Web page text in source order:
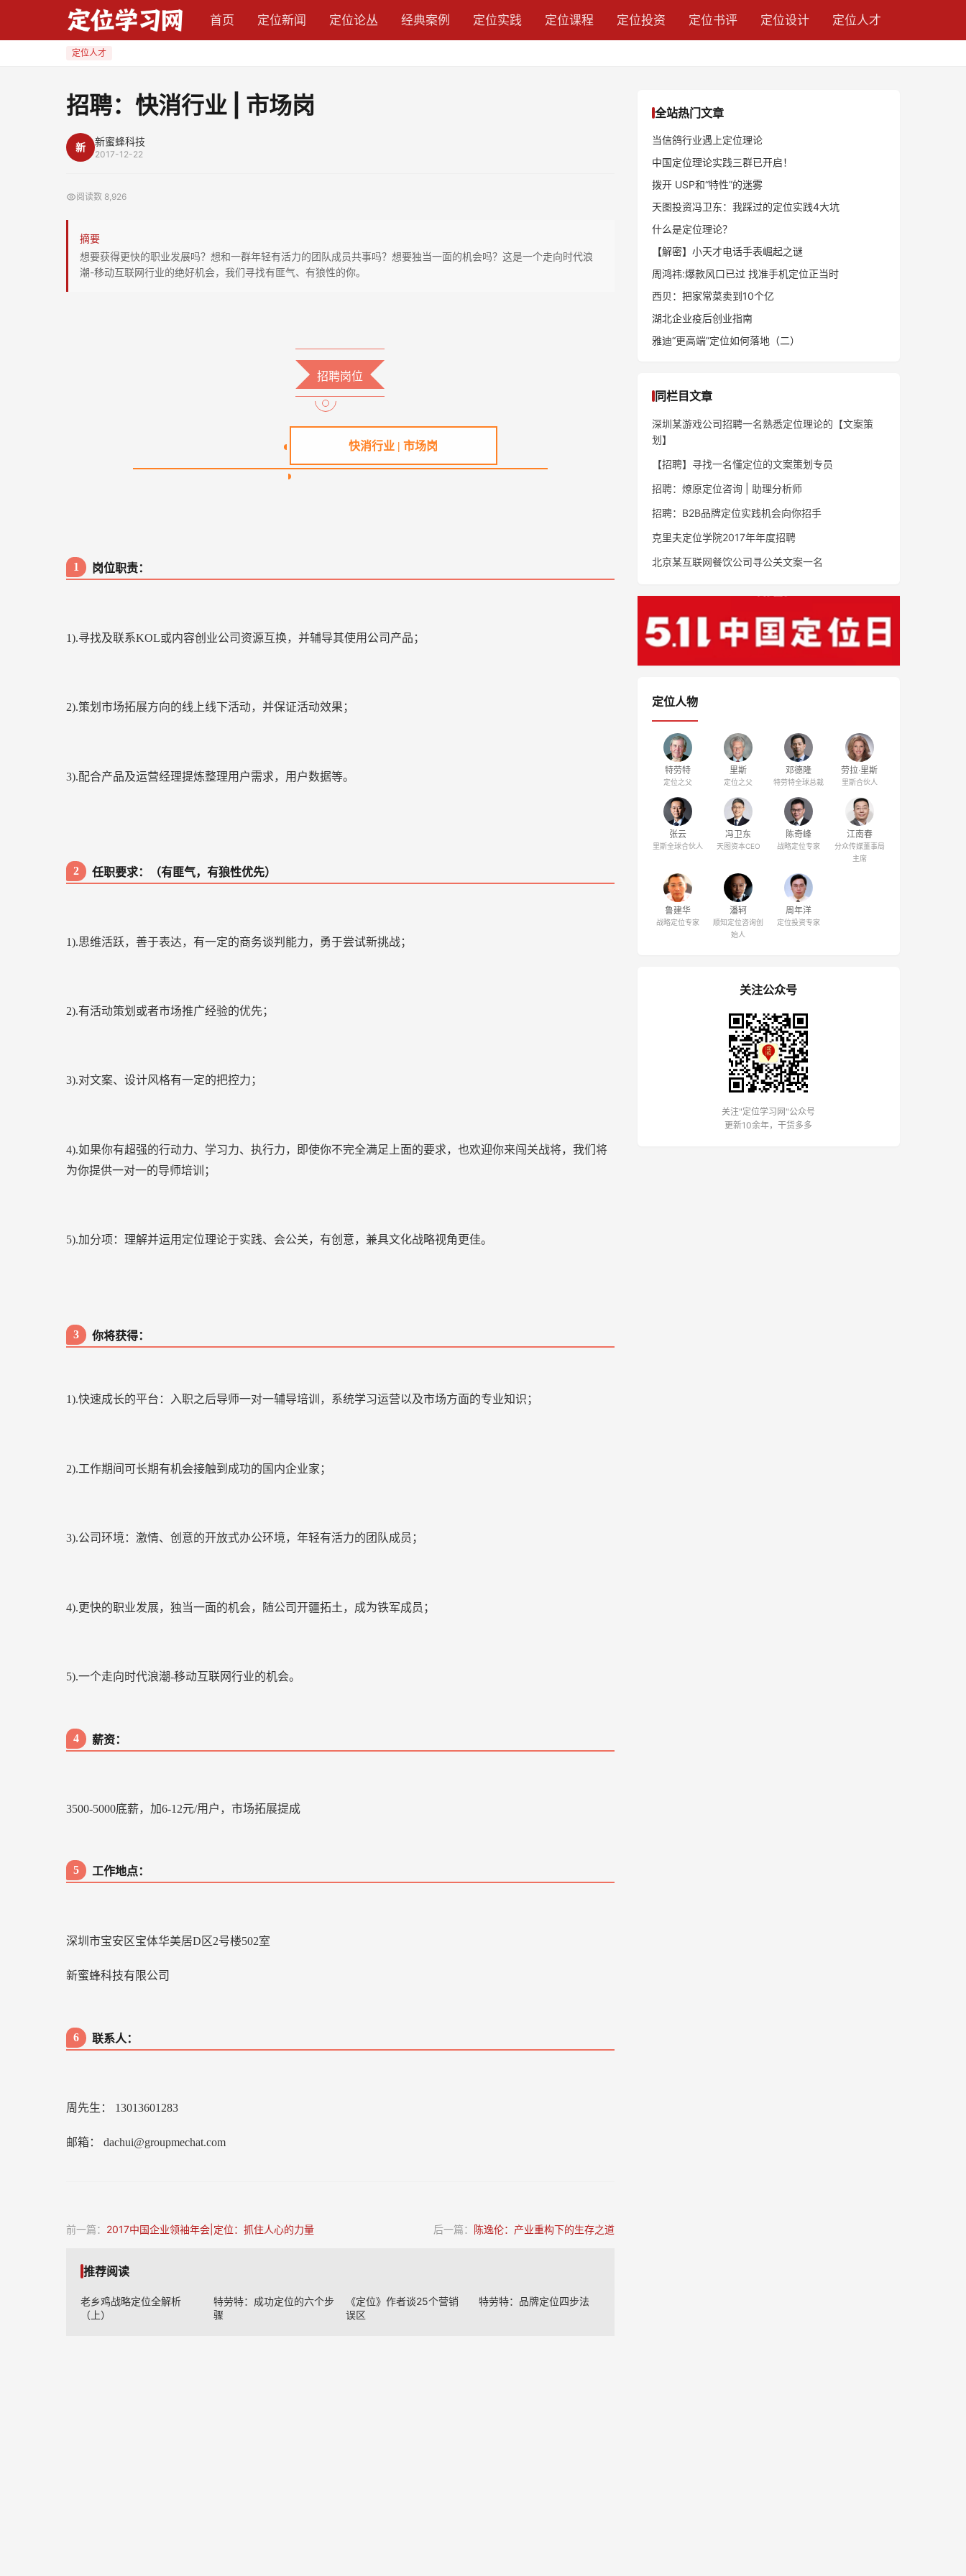
首页 定位新闻 定位论丛 经典案例 定位实践 定位课程 定位投资 定位书评 定位设计 定位人才
定位人才
招聘：快消行业 | 市场岗
新 新蜜蜂科技
2017-12-22
阅读数 8,926
摘要
想要获得更快的职业发展吗？想和一群年轻有活力的团队成员共事吗？想要独当一面的机会吗？这是一个走向时代浪
潮-移动互联网行业的绝好机会，我们寻找有匪气、有狼性的你。
招聘岗位
快消行业 | 市场岗
1 岗位职责：
1).寻找及联系KOL或内容创业公司资源互换，并辅导其使用公司产品；
2).策划市场拓展方向的线上线下活动，并保证活动效果；
3).配合产品及运营经理提炼整理用户需求，用户数据等。
2 任职要求：（有匪气，有狼性优先）
1).思维活跃，善于表达，有一定的商务谈判能力，勇于尝试新挑战；
2).有活动策划或者市场推广经验的优先；
3).对文案、设计风格有一定的把控力；
4).如果你有超强的行动力、学习力、执行力，即使你不完全满足上面的要求，也欢迎你来闯关战将，我们将
为你提供一对一的导师培训；
5).加分项：理解并运用定位理论于实践、会公关，有创意，兼具文化战略视角更佳。
3 你将获得：
1).快速成长的平台：入职之后导师一对一辅导培训，系统学习运营以及市场方面的专业知识；
2).工作期间可长期有机会接触到成功的国内企业家；
3).公司环境：激情、创意的开放式办公环境，年轻有活力的团队成员；
4).更快的职业发展，独当一面的机会，随公司开疆拓土，成为铁军成员；
5).一个走向时代浪潮-移动互联网行业的机会。
4 薪资：
3500-5000底薪，加6-12元/用户，市场拓展提成
5 工作地点：
深圳市宝安区宝体华美居D区2号楼502室
新蜜蜂科技有限公司
6 联系人：
周先生： 13013601283
邮箱： dachui@groupmechat.com
前一篇： 2017中国企业领袖年会|定位：抓住人心的力量 后一篇： 陈逸伦：产业重构下的生存之道
推荐阅读
老乡鸡战略定位全解析
（上）
特劳特：成功定位的六个步
骤
《定位》作者谈25个营销
误区
特劳特：品牌定位四步法
全站热门文章
当信鸽行业遇上定位理论
中国定位理论实践三群已开启！
拨开 USP和“特性”的迷雾
天图投资冯卫东：我踩过的定位实践4大坑
什么是定位理论？
【解密】小天才电话手表崛起之谜
周鸿祎:爆款风口已过 找准手机定位正当时
西贝：把家常菜卖到10个亿
湖北企业疫后创业指南
雅迪“更高端”定位如何落地（二）
同栏目文章
深圳某游戏公司招聘一名熟悉定位理论的【文案策
划】
【招聘】寻找一名懂定位的文案策划专员
招聘：燎原定位咨询 | 助理分析师
招聘：B2B品牌定位实践机会向你招手
克里夫定位学院2017年年度招聘
北京某互联网餐饮公司寻公关文案一名
定位人物
特劳特
定位之父
里斯
定位之父
邓德隆
特劳特全球总裁
劳拉·里斯
里斯合伙人
张云
里斯全球合伙人
冯卫东
天图资本CEO
陈奇峰
战略定位专家
江南春
分众传媒董事局
主席
鲁建华
战略定位专家
潘轲
顺知定位咨询创
始人
周年洋
定位投资专家
关注公众号
关注"定位学习网"公众号
更新10余年，干货多多